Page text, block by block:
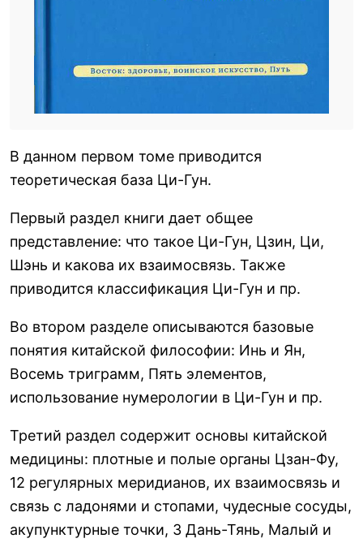
В данном первом томе приводится
теоретическая база Ци-Гун.
Первый раздел книги дает общее
представление: что такое Ци-Гун, Цзин, Ци,
Шэнь и какова их взаимосвязь. Также
приводится классификация Ци-Гун и пр.
Во втором разделе описываются базовые
понятия китайской философии: Инь и Ян,
Восемь триграмм, Пять элементов,
использование нумерологии в Ци-Гун и пр.
Третий раздел содержит основы китайской
медицины: плотные и полые органы Цзан-Фу,
12 регулярных меридианов, их взаимосвязь и
связь с ладонями и стопами, чудесные сосуды,
акупунктурные точки, 3 Дань-Тянь, Малый и